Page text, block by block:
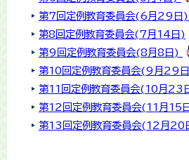
第7回定例教育委員会(6月29日)
第8回定例教育委員会(7月14日)
第9回定例教育委員会(8月8日)
第10回定例教育委員会(9月29
第11回定例教育委員会(10月23
第12回定例教育委員会(11月15
第13回定例教育委員会(12月20